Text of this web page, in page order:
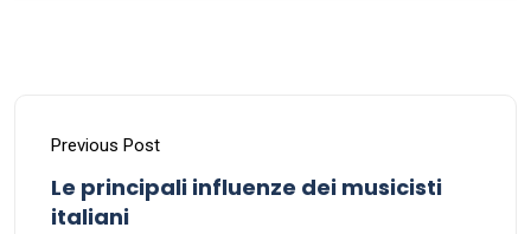
Previous Post
Le principali influenze dei musicisti
italiani